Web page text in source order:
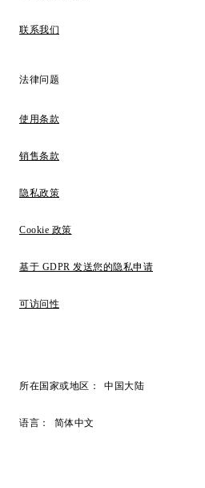
联系我们
法律问题
使用条款
销售条款
隐私政策
Cookie 政策
基于 GDPR 发送您的隐私申请
可访问性
所在国家或地区： 中国大陆
语言： 简体中文